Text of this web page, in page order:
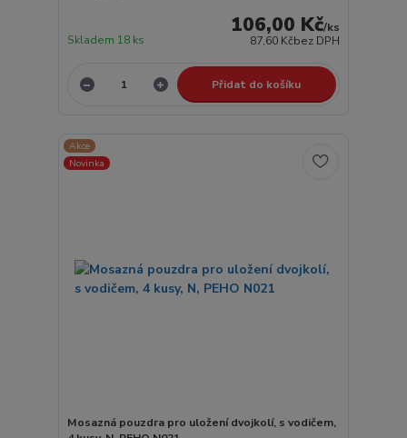
106,00 Kč/ks
87,60 Kčbez DPH
Skladem 18 ks
Přidat do košíku
Akce
Novinka
Mosazná pouzdra pro uložení dvojkolí, s vodičem,